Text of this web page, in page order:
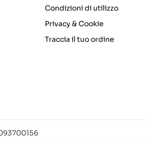
Condizioni di utilizzo
Privacy & Cookie
Traccia il tuo ordine